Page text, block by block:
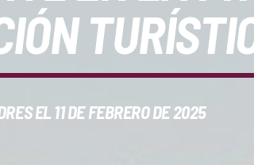
EL 11 DE FEBRERO DE 2025